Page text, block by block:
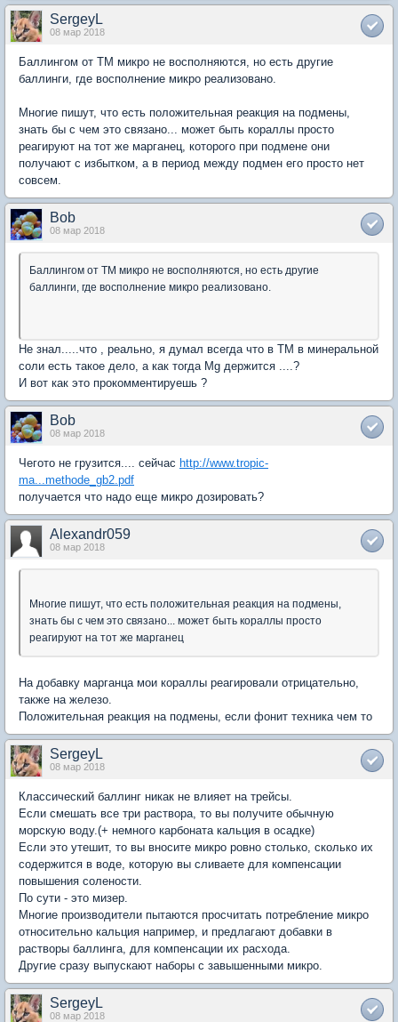
SergeyL
08 мар 2018
Баллингом от ТМ микро не восполняются, но есть другие
баллинги, где восполнение микро реализовано.
Многие пишут, что есть положительная реакция на подмены,
знать бы с чем это связано... может быть кораллы просто
реагируют на тот же марганец, которого при подмене они
получают с избытком, а в период между подмен его просто нет
совсем.
Bob
08 мар 2018
Баллингом от ТМ микро не восполняются, но есть другие
баллинги, где восполнение микро реализовано.
Не знал.....что , реально, я думал всегда что в ТМ в минеральной
соли есть такое дело, а как тогда Mg держится ....?
И вот как это прокомментируешь ?
Bob
08 мар 2018
Чегото не грузится.... сейчас http://www.tropic-
ma...methode_gb2.pdf
получается что надо еще микро дозировать?
Alexandr059
08 мар 2018
Многие пишут, что есть положительная реакция на подмены,
знать бы с чем это связано... может быть кораллы просто
реагируют на тот же марганец
На добавку марганца мои кораллы реагировали отрицательно,
также на железо.
Положительная реакция на подмены, если фонит техника чем то
SergeyL
08 мар 2018
Классический баллинг никак не влияет на трейсы.
Если смешать все три раствора, то вы получите обычную
морскую воду.(+ немного карбоната кальция в осадке)
Если это утешит, то вы вносите микро ровно столько, сколько их
содержится в воде, которую вы сливаете для компенсации
повышения солености.
По сути - это мизер.
Многие производители пытаются просчитать потребление микро
относительно кальция например, и предлагают добавки в
растворы баллинга, для компенсации их расхода.
Другие сразу выпускают наборы с завышенными микро.
SergeyL
08 мар 2018